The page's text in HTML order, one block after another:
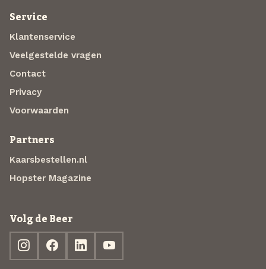
Service
Klantenservice
Veelgestelde vragen
Contact
Privacy
Voorwaarden
Partners
Kaarsbestellen.nl
Hopster Magazine
Volg de Beer